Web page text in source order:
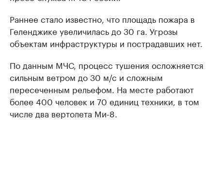
Раннее стало известно, что площадь пожара в
Геленджике увеличилась до 30 га. Угрозы
объектам инфраструктуры и пострадавших нет.
По данным МЧС, процесс тушения осложняется
сильным ветром до 30 м/с и сложным
пересеченным рельефом. На месте работают
более 400 человек и 70 единиц техники, в том
числе два вертолета Ми-8.